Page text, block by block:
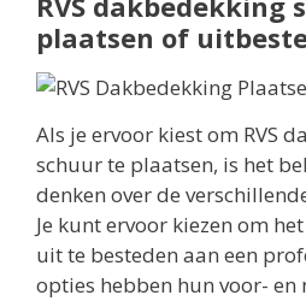
plaatsen of
Als je ervoor kiest om RVS
schuur te plaatsen, is het
denken over de
Je kunt ervoor kiezen om
uit te besteden aan een
opties hebben hun voor- en